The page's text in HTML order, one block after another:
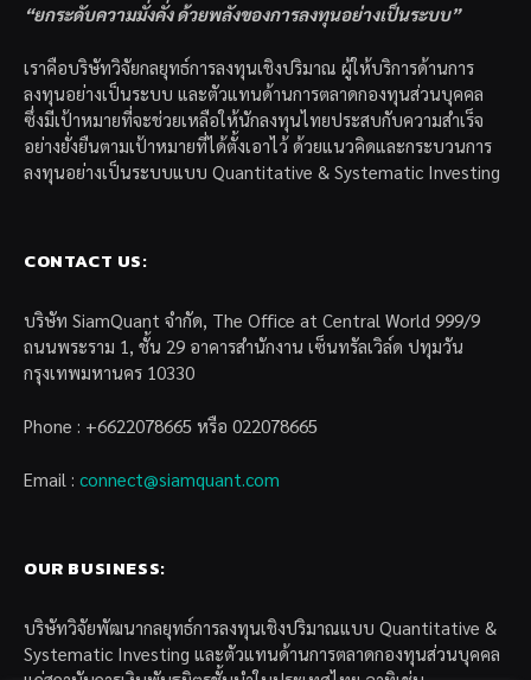
“ยกระดับความมั่งคั่ง ด้วยพลังของการลงทุนอย่างเป็นระบบ”
เราคือบริษัทวิจัยกลยุทธ์การลงทุนเชิงปริมาณ ผู้ให้บริการด้านการ
ลงทุนอย่างเป็นระบบ และตัวแทนด้านการตลาดกองทุนส่วนบุคคล
ซึ่งมีเป้าหมายที่จะช่วยเหลือให้นักลงทุนไทยประสบกับความสำเร็จ
อย่างยั่งยืนตามเป้าหมายที่ได้ตั้งเอาไว้ ด้วยแนวคิดและกระบวนการ
ลงทุนอย่างเป็นระบบแบบ Quantitative & Systematic Investing
CONTACT US:
บริษัท SiamQuant จำกัด, The Office at Central World 999/9
ถนนพระราม 1, ชั้น 29 อาคารสำนักงาน เซ็นทรัลเวิล์ด ปทุมวัน
กรุงเทพมหานคร 10330
Phone : +6622078665 หรือ 022078665
Email : connect@siamquant.com
OUR BUSINESS:
บริษัทวิจัยพัฒนากลยุทธ์การลงทุนเชิงปริมาณแบบ Quantitative &
Systematic Investing และตัวแทนด้านการตลาดกองทุนส่วนบุคคล